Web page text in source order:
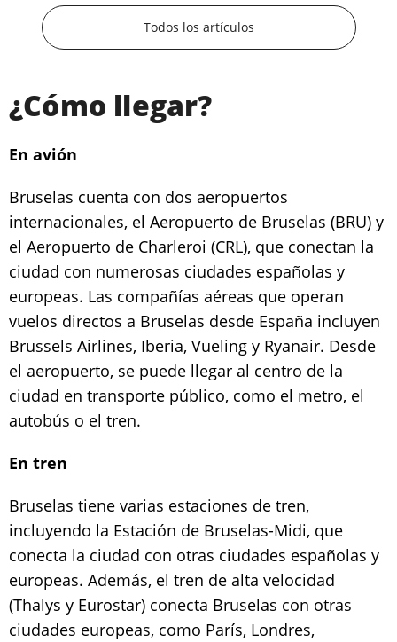
Todos los artículos
¿Cómo llegar?
En avión
Bruselas cuenta con dos aeropuertos
internacionales, el Aeropuerto de Bruselas (BRU) y
el Aeropuerto de Charleroi (CRL), que conectan la
ciudad con numerosas ciudades españolas y
europeas. Las compañías aéreas que operan
vuelos directos a Bruselas desde España incluyen
Brussels Airlines, Iberia, Vueling y Ryanair. Desde
el aeropuerto, se puede llegar al centro de la
ciudad en transporte público, como el metro, el
autobús o el tren.
En tren
Bruselas tiene varias estaciones de tren,
incluyendo la Estación de Bruselas-Midi, que
conecta la ciudad con otras ciudades españolas y
europeas. Además, el tren de alta velocidad
(Thalys y Eurostar) conecta Bruselas con otras
ciudades europeas, como París, Londres,